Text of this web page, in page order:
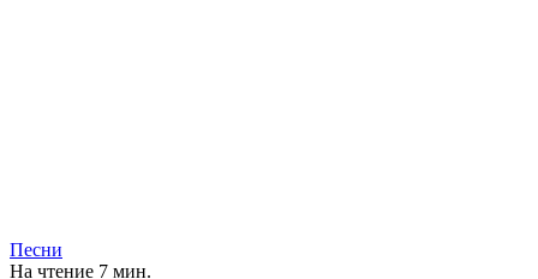
Песни
На чтение 7 мин.